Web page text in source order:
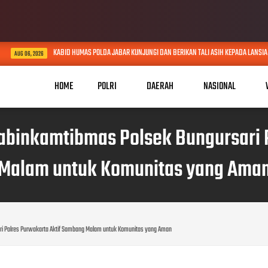
KABID HUMAS POLDA JABAR KUNJUNGI DAN BERIKAN TALI ASIH KEPADA LANSIA SEBATANG
HOME POLRI DAERAH NASIONAL
Polsek
untuk Komunitas yang
Purwakarta Aktif Sambang Malam untuk Komunitas yang Aman